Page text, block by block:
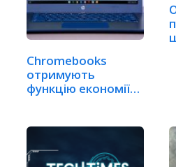
Chromebooks
отримують
функцію економії